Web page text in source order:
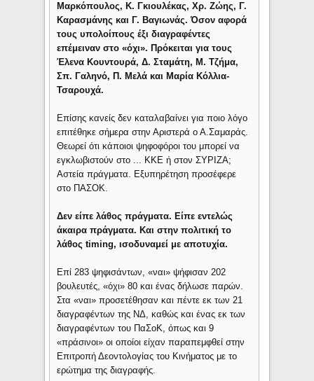
Μαρκόπουλος, Κ. Γκιουλέκας, Χρ. Ζώης, Γ.
Καρασμάνης και Γ. Βαγιωνάς. Όσον αφορά
τους υπολοίπους έξι διαγραφέντες
επέμειναν στο «όχι». Πρόκειται για τους
Έλενα Κουντουρά, Δ. Σταμάτη, Μ. Τζήμα,
Σπ. Γαληνό, Π. Μελά και Μαρία Κόλλια-
Τσαρουχά.
Επίσης κανείς δεν καταλαβαίνει για ποιο λόγο
επιτέθηκε σήμερα στην Αριστερά ο Α.Σαμαράς.
Θεωρεί ότι κάποιοι ψηφοφόροι του μπορεί να
εγκλωβιστούν στο ... ΚΚΕ ή στον ΣΥΡΙΖΑ;
Αστεία πράγματα. Εξυπηρέτηση προσέφερε
στο ΠΑΣΟΚ.
Δεν είπε λάθος πράγματα. Είπε εντελώς
άκαιρα πράγματα. Και στην πολιτική το
λάθος timing, ισοδυναμεί με αποτυχία.
Επί 283 ψηφισάντων, «ναι» ψήφισαν 202
βουλευτές, «όχι» 80 και ένας δήλωσε παρών.
Στα «ναι» προσετέθησαν και πέντε εκ των 21
διαγραφέντων της ΝΔ, καθώς και ένας εκ των
διαγραφέντων του ΠαΣοΚ, όπως και 9
«πράσινοι» οι οποίοι είχαν παραπεμφθεί στην
Επιτροπή Δεοντολογίας του Κινήματος με το
ερώτημα της διαγραφής.